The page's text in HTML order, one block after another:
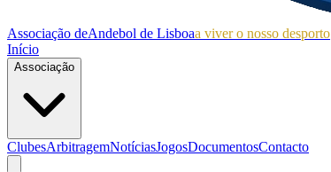
Associação deAndebol de Lisboaa viver o nosso desporto
Início
Associação
ClubesArbitragemNotíciasJogosDocumentosContacto